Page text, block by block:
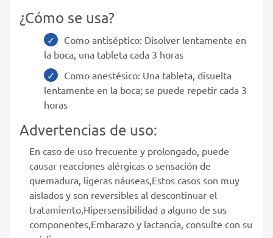
¿Cómo se usa?
Como antiséptico: Disolver lentamente en
la boca, una tableta cada 3 horas
Como anestésico: Una tableta, disuelta
lentamente en la boca; se puede repetir cada 3
horas
Advertencias de uso:
En caso de uso frecuente y prolongado, puede
causar reacciones alérgicas o sensación de
quemadura, ligeras náuseas,Estos casos son muy
aislados y son reversibles al descontinuar el
tratamiento,Hipersensibilidad a alguno de sus
componentes,Embarazo y lactancia, consulte con su